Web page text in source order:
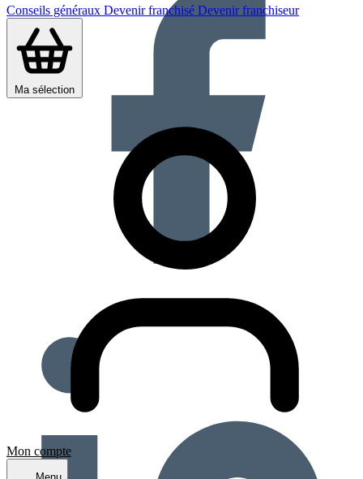
Conseils généraux Devenir franchisé Devenir franchiseur
Ma sélection
Mon compte